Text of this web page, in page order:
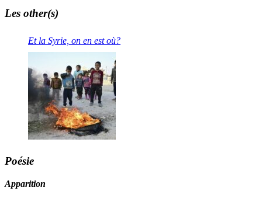
Les other(s)
Et la Syrie, on en est où?
Poésie
Apparition